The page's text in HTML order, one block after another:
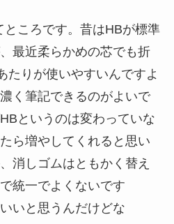
ころです。昔はHBが標準
最近柔らかめの芯でも折
たりが使いやすいんですよ
く筆記できるのがよいで
というのは変わっていな
ら増やしてくれると思い
消しゴムはともかく替え
統一でよくないです
いと思うんだけどな